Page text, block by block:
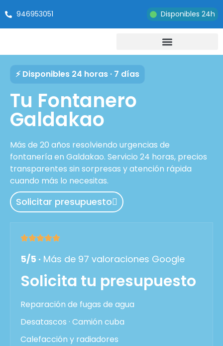
946953051 Disponibles 24h
⚡ Disponibles 24 horas · 7 días
Tu Fontanero
Galdakao
Más de 20 años resolviendo urgencias de
fontanería en Galdakao. Servicio 24 horas, precios
transparentes sin sorpresas y atención rápida
cuando más lo necesitas.
Solicitar presupuesto
5/5 · Más de 97 valoraciones Google
Solicita tu presupuesto
Reparación de fugas de agua
Desatascos · Camión cuba
Calefacción y radiadores